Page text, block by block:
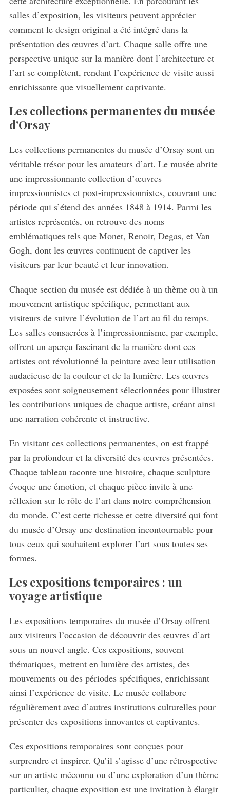
salles d’exposition, les visiteurs peuvent apprécier
comment le design original a été intégré dans la
présentation des œuvres d’art. Chaque salle offre une
perspective unique sur la manière dont l’architecture et
l’art se complètent, rendant l’expérience de visite aussi
enrichissante que visuellement captivante.
Les collections permanentes du musée
d’Orsay
Les collections permanentes du musée d’Orsay sont un
véritable trésor pour les amateurs d’art. Le musée abrite
une impressionnante collection d’œuvres
impressionnistes et post-impressionnistes, couvrant une
période qui s’étend des années 1848 à 1914. Parmi les
artistes représentés, on retrouve des noms
emblématiques tels que Monet, Renoir, Degas, et Van
Gogh, dont les œuvres continuent de captiver les
visiteurs par leur beauté et leur innovation.
Chaque section du musée est dédiée à un thème ou à un
mouvement artistique spécifique, permettant aux
visiteurs de suivre l’évolution de l’art au fil du temps.
Les salles consacrées à l’impressionnisme, par exemple,
offrent un aperçu fascinant de la manière dont ces
artistes ont révolutionné la peinture avec leur utilisation
audacieuse de la couleur et de la lumière. Les œuvres
exposées sont soigneusement sélectionnées pour illustrer
les contributions uniques de chaque artiste, créant ainsi
une narration cohérente et instructive.
En visitant ces collections permanentes, on est frappé
par la profondeur et la diversité des œuvres présentées.
Chaque tableau raconte une histoire, chaque sculpture
évoque une émotion, et chaque pièce invite à une
réflexion sur le rôle de l’art dans notre compréhension
du monde. C’est cette richesse et cette diversité qui font
du musée d’Orsay une destination incontournable pour
tous ceux qui souhaitent explorer l’art sous toutes ses
formes.
Les expositions temporaires : un
voyage artistique
Les expositions temporaires du musée d’Orsay offrent
aux visiteurs l’occasion de découvrir des œuvres d’art
sous un nouvel angle. Ces expositions, souvent
thématiques, mettent en lumière des artistes, des
mouvements ou des périodes spécifiques, enrichissant
ainsi l’expérience de visite. Le musée collabore
régulièrement avec d’autres institutions culturelles pour
présenter des expositions innovantes et captivantes.
Ces expositions temporaires sont conçues pour
surprendre et inspirer. Qu’il s’agisse d’une rétrospective
sur un artiste méconnu ou d’une exploration d’un thème
particulier, chaque exposition est une invitation à élargir
a
c
f
o